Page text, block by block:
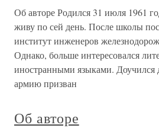
Об авторе Родился 31 июля 1961
живу по сей день. После школы
институт инженеров
Однако, больше интересовался
иностранными языками. Доучился
армию призван
Об авторе